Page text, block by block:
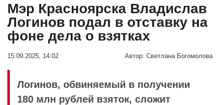
Мэр Красноярска Владислав
Логинов подал в отставку на
фоне дела о взятках
15.09.2025, 14:02 Автор: Светлана Богомолова
Логинов, обвиняемый в получении
180 млн рублей взяток, сложит